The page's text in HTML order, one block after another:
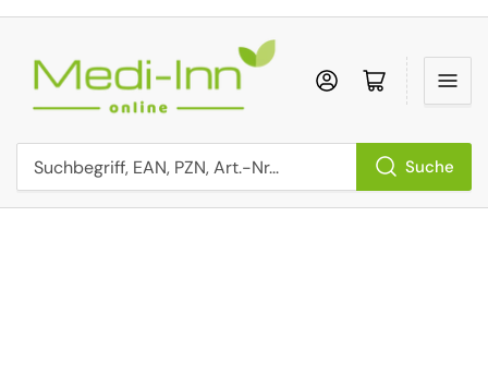
Suche
AnmeldenMini-